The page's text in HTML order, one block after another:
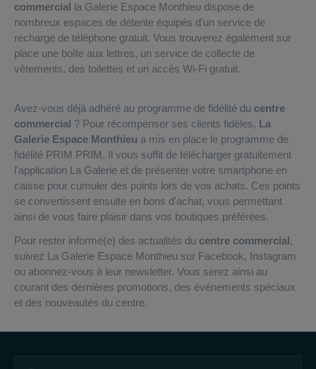
commercial la Galerie Espace Monthieu dispose de
nombreux espaces de détente équipés d'un service de
recharge de téléphone gratuit. Vous trouverez également sur
place une boîte aux lettres, un service de collecte de
vêtements, des toilettes et un accès Wi-Fi gratuit.
Avez-vous déjà adhéré au programme de fidélité du centre
commercial ? Pour récompenser ses clients fidèles, La
Galerie Espace Monthieu a mis en place le programme de
fidélité PRIM PRIM. Il vous suffit de télécharger gratuitement
l'application La Galerie et de présenter votre smartphone en
caisse pour cumuler des points lors de vos achats. Ces points
se convertissent ensuite en bons d'achat, vous permettant
ainsi de vous faire plaisir dans vos boutiques préférées.
Pour rester informé(e) des actualités du centre commercial,
suivez La Galerie Espace Monthieu sur Facebook, Instagram
ou abonnez-vous à leur newsletter. Vous serez ainsi au
courant des dernières promotions, des événements spéciaux
et des nouveautés du centre.